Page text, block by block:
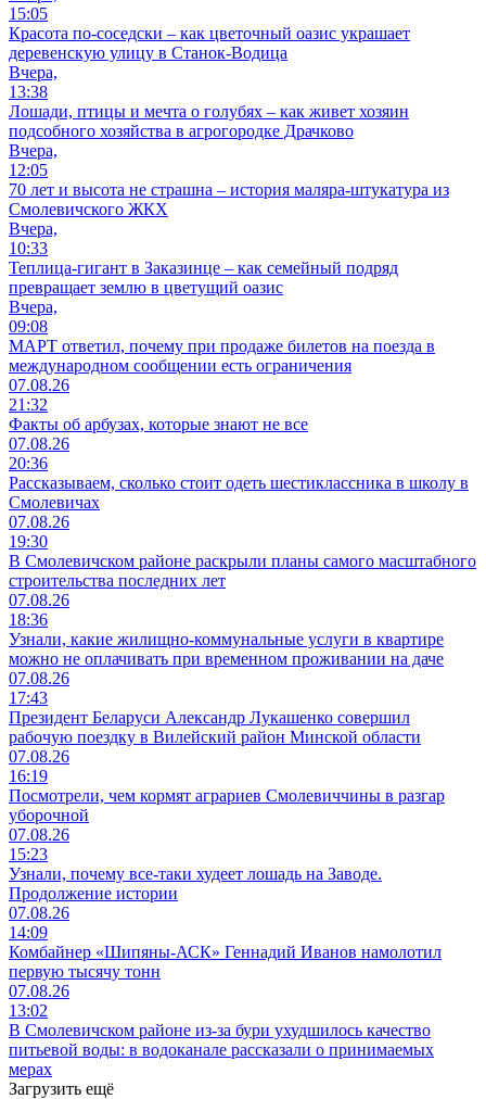
15:05
Красота по-соседски – как цветочный оазис украшает
деревенскую улицу в Станок-Водица
Вчера,
13:38
Лошади, птицы и мечта о голубях – как живет хозяин
подсобного хозяйства в агрогородке Драчково
Вчера,
12:05
70 лет и высота не страшна – история маляра-штукатура из
Смолевичского ЖКХ
Вчера,
10:33
Теплица-гигант в Заказинце – как семейный подряд
превращает землю в цветущий оазис
Вчера,
09:08
МАРТ ответил, почему при продаже билетов на поезда в
международном сообщении есть ограничения
07.08.26
21:32
Факты об арбузах, которые знают не все
07.08.26
20:36
Рассказываем, сколько стоит одеть шестиклассника в школу в
Смолевичах
07.08.26
19:30
В Смолевичском районе раскрыли планы самого масштабного
строительства последних лет
07.08.26
18:36
Узнали, какие жилищно-коммунальные услуги в квартире
можно не оплачивать при временном проживании на даче
07.08.26
17:43
Президент Беларуси Александр Лукашенко совершил
рабочую поездку в Вилейский район Минской области
07.08.26
16:19
Посмотрели, чем кормят аграриев Смолевиччины в разгар
уборочной
07.08.26
15:23
Узнали, почему все-таки худеет лошадь на Заводе.
Продолжение истории
07.08.26
14:09
Комбайнер «Шипяны-АСК» Геннадий Иванов намолотил
первую тысячу тонн
07.08.26
13:02
В Смолевичском районе из‑за бури ухудшилось качество
питьевой воды: в водоканале рассказали о принимаемых
мерах
Загрузить ещё